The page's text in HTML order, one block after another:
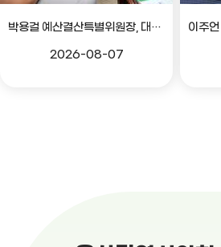
박용걸 예산결산특별위원장, 대공원로 확장공사 현안점검 간담회
2026-08-07